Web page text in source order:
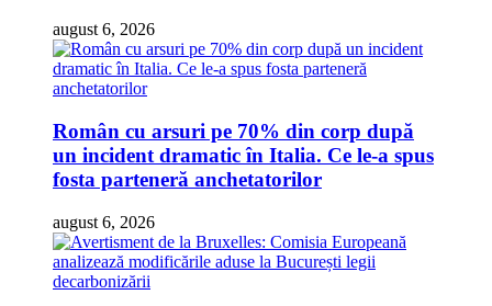
august 6, 2026
Român cu arsuri pe 70% din corp după
un incident dramatic în Italia. Ce le-a spus
fosta parteneră anchetatorilor
august 6, 2026